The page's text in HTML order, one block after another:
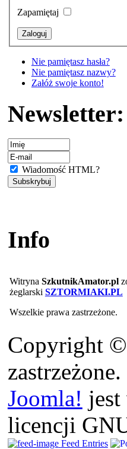
Zapamiętaj
Nie pamiętasz hasła?
Nie pamiętasz nazwy?
Załóż swoje konto!
Wiadomość HTML?
Info
Witryna SzkutnikAmator.pl
żeglarski SZTORMIAKI.PL
Wszelkie prawa zastrzeżone.
Copyright
zastrzeżone.
Joomla!
licencji
Feed Entries